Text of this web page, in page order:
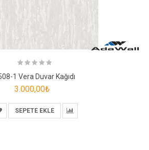
1 Vera Duvar Kağıdı
3.000,00₺
SEPETE EKLE